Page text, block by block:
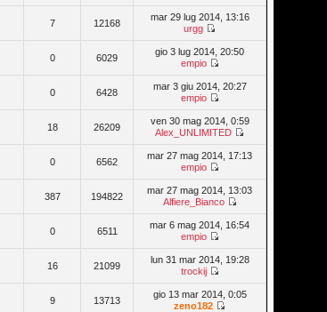
7 12168
mar 29 lug 2014, 13:16
urgg
0 6029
gio 3 lug 2014, 20:50
empio
0 6428
mar 3 giu 2014, 20:27
empio
18 26209
ven 30 mag 2014, 0:59
Alex_UNLIMITED
0 6562
mar 27 mag 2014, 17:13
empio
387 194822
mar 27 mag 2014, 13:03
Alfiere_Bianco
0 6511
mar 6 mag 2014, 16:54
empio
16 21099
lun 31 mar 2014, 19:28
trockij
9 13713
gio 13 mar 2014, 0:05
zeno182